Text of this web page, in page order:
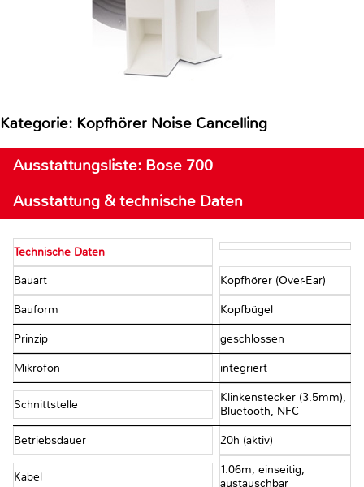
Kategorie: Kopfhörer Noise Cancelling
Ausstattungsliste: Bose 700
Ausstattung & technische Daten
Technische Daten
Bauart Kopfhörer (Over-Ear)
Bauform Kopfbügel
Prinzip geschlossen
Mikrofon integriert
Schnittstelle
Klinkenstecker (3.5mm),
Bluetooth, NFC
Betriebsdauer 20h (aktiv)
Kabel
1.06m, einseitig,
austauschbar